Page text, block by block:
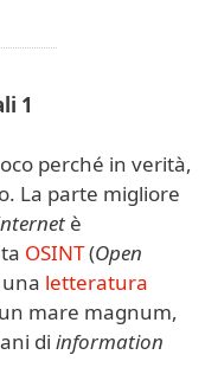
1
perché in verità,
La parte migliore
è
OSINT(Open
letteratura
un mare magnum,
di information